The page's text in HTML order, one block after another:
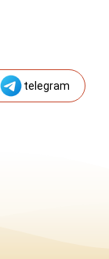
telegram